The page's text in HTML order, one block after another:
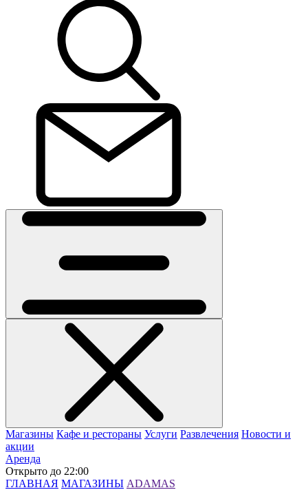
Магазины Кафе и рестораны Услуги Развлечения Новости и
акции
Аренда
Открыто до 22:00
ГЛАВНАЯ МАГАЗИНЫ ADAMAS